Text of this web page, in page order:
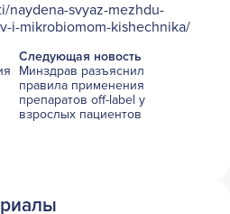
naydena-svyaz-mezhdu-
i-mikrobiomom-kishechnika/
Следующая новость
Минздрав разъяснил
правила применения
препаратов off-label у
взрослых пациентов